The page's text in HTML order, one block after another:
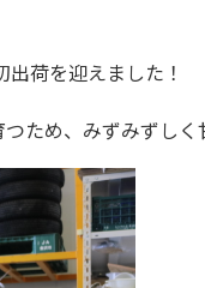
荷を迎えました！
ため、みずみずしく